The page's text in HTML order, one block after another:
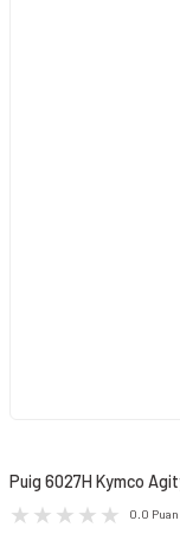
Puig 6027H Kymco
0.0